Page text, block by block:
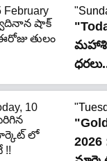
2026 : మళ్లీ పెరిగిన బంగారం ధర..!